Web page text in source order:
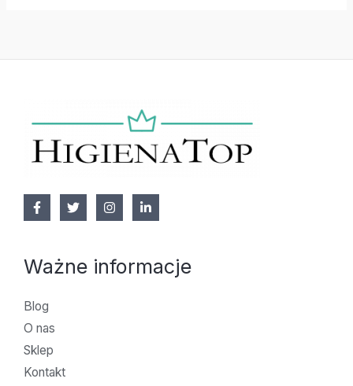
Ważne informacje
Blog
O nas
Sklep
Kontakt